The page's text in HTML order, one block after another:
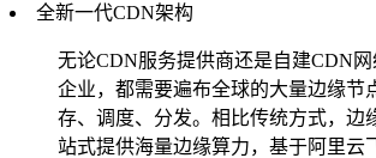
全新一代CDN架构
无论CDN服务提供商还是自建CDN网
企业，都需要遍布全球的大量边缘节
存、调度、分发。相比传统方式，边
站式提供海量边缘算力，基于阿里云